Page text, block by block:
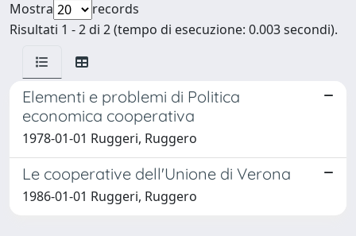
Mostra
records
Risultati 1 - 2 di 2 (tempo di esecuzione: 0.003 secondi).
Elementi e problemi di Politica
economica cooperativa
1978-01-01 Ruggeri, Ruggero
Le cooperative dell'Unione di Verona
1986-01-01 Ruggeri, Ruggero